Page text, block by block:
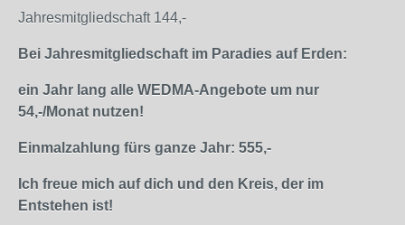
Jahresmitgliedschaft 144,-
Bei Jahresmitgliedschaft im Paradies auf Erden:
ein Jahr lang alle WEDMA-Angebote um nur
54,-/Monat nutzen!
Einmalzahlung fürs ganze Jahr: 555,-
Ich freue mich auf dich und den Kreis, der im
Entstehen ist!